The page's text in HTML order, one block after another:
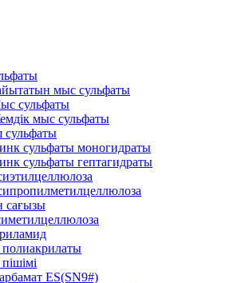
мыс сульфаты
сульфаты
мыс сульфаты
сульфаты моногидраты
сульфаты гептагидраты
сағызы
ES(SN9#)